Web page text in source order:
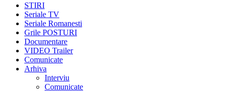
STIRI
Seriale TV
Seriale Romanesti
Grile POSTURI
Documentare
VIDEO Trailer
Comunicate
Arhiva
Interviu
Comunicate